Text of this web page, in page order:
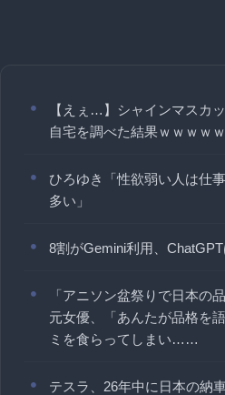
【えぇ…】シャインマスカ
自宅を調べた結果ｗｗｗｗ
ひろゆき「性欲弱い人は仕
多い」
8割がGemini利用、
「アニソン盆祭りで日本の
元女優、「あんたが品格を
ミを食らってしまい……
テスラ、26年中に日本の納